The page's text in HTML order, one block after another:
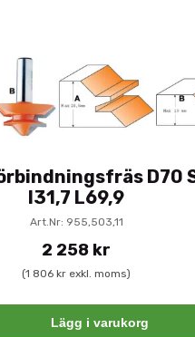
D70
I31,7 L69,9
Art.Nr: 955,503,11
2 258 kr
(1 806 kr exkl. moms)
Lägg i varukorg